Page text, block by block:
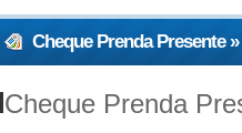
Cheque Prenda Presente
Cheque Prenda